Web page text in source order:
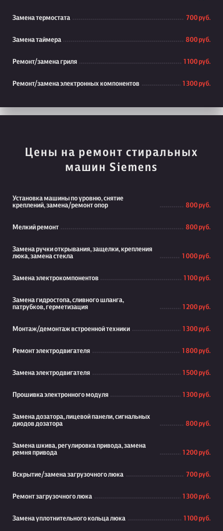
Замена термостата 700 руб.
Замена таймера 800 руб.
Ремонт/замена гриля 1 100 руб.
Ремонт/замена электронных компонентов 1 300 руб.
Цены на ремонт стиральных
машин Siemens
Установка машины по уровню, снятие
креплений, замена/ремонт опор
800 руб.
Мелкий ремонт 800 руб.
Замена ручки открывания, защелки, крепления
люка, замена стекла
1 000 руб.
Замена электрокомпонентов 1 100 руб.
Замена гидростопа, сливного шланга,
патрубков, герметизация
1 200 руб.
Монтаж/демонтаж встроенной техники 1 300 руб.
Ремонт электродвигателя 1 800 руб.
Замена электродвигателя 1 500 руб.
Прошивка электронного модуля 1 300 руб.
Замена дозатора, лицевой панели, сигнальных
диодов дозатора
800 руб.
Замена шкива, регулировка привода, замена
ремня привода
1 200 руб.
Вскрытие/замена загрузочного люка 700 руб.
Ремонт загрузочного люка 1 300 руб.
Замена уплотнительного кольца люка 1 100 руб.